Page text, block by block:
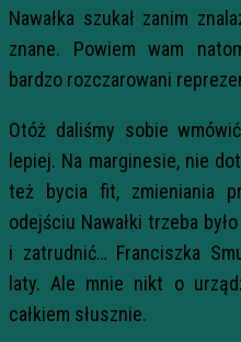
Nawałka szukał zanim
znane. Powiem wam
bardzo rozczarowani
Otóż daliśmy sobie
lepiej. Na marginesie, nie
też bycia fit, zmieniania
odejściu Nawałki trzeba
i zatrudnić… Franciszka
laty. Ale mnie nikt o
całkiem słusznie.